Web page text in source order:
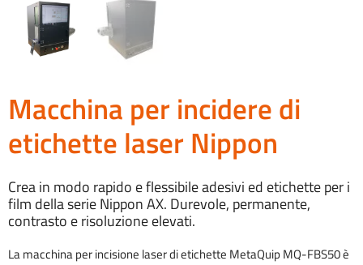
Macchina per incidere di
etichette laser Nippon
Crea in modo rapido e flessibile adesivi ed etichette per i
film della serie Nippon AX. Durevole, permanente,
contrasto e risoluzione elevati.
La macchina per incisione laser di etichette MetaQuip MQ-FBS50 è